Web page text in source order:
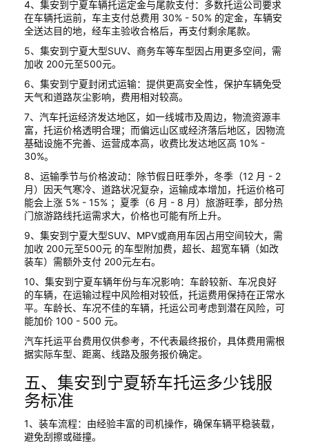
4、集安到宁夏车辆托运定金与尾款支付：多数托运公司要求
在车辆托运前，车主支付总费用 30% - 50% 的定金，车辆安
全送达目的地，经车主验收合格后，再支付剩余尾款。
5、集安到宁夏大型SUV、商务车等车型因占用更多空间，需
加收 200元至500元。
6、集安到宁夏封闭式运输：提供更高安全性，保护车辆免受
天气和道路灰尘影响，费用相对较高。
7、汽车托运经济发达地区，如一线城市及周边，物流资源丰
富，托运价格透明合理；而偏远山区或经济落后地区，因物流
基础设施不完善、运营成本高，收费比发达地区高 10% -
30%。
8、运输季节与价格波动：除节假日旺季外，冬季（12 月 - 2
月）因天气寒冷、道路状况复杂，运输成本增加，托运价格可
能会上涨 5% - 15% ；夏季（6 月 - 8 月）旅游旺季，部分热
门旅游路线托运需求大，价格也可能有所上升。
9、集安到宁夏大型SUV、MPV或商用车因占用空间较大，需
加收 200元至500元 的车型附加费，超长、超宽车辆（如改
装车）需额外支付 200元左右。
10、集安到宁夏车辆年份与车况影响：车龄较新、车况良好
的车辆，在运输过程中风险相对较低，托运费用保持在正常水
平。车龄长、车况不佳的车辆，托运公司考虑到潜在风险，可
能加价 100 - 500 元。
汽车托运平台费用仅供参考，不代表最终报价，具体费用需根
据实际车型、距离、线路及服务报价确定。
五、集安到宁夏轿车托运多少钱服
务标准
1、装车流程：由经验丰富的司机操作，确保车辆平稳装载，
避免刮擦或碰撞。